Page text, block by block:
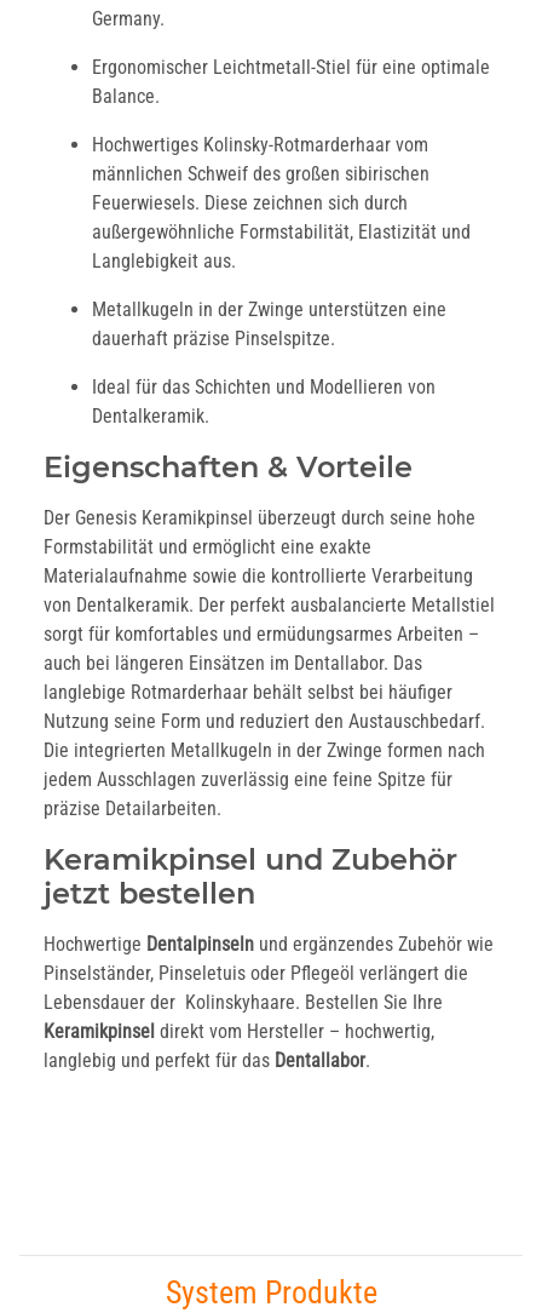
Germany.
Ergonomischer Leichtmetall-Stiel für eine optimale
Balance.
Hochwertiges Kolinsky-Rotmarderhaar vom
männlichen Schweif des großen sibirischen
Feuerwiesels. Diese zeichnen sich durch
außergewöhnliche Formstabilität, Elastizität und
Langlebigkeit aus.
Metallkugeln in der Zwinge unterstützen eine
dauerhaft präzise Pinselspitze.
Ideal für das Schichten und Modellieren von
Dentalkeramik.
Eigenschaften & Vorteile
Der Genesis Keramikpinsel überzeugt durch seine hohe
Formstabilität und ermöglicht eine exakte
Materialaufnahme sowie die kontrollierte Verarbeitung
von Dentalkeramik. Der perfekt ausbalancierte Metallstiel
sorgt für komfortables und ermüdungsarmes Arbeiten –
auch bei längeren Einsätzen im Dentallabor. Das
langlebige Rotmarderhaar behält selbst bei häufiger
Nutzung seine Form und reduziert den Austauschbedarf.
Die integrierten Metallkugeln in der Zwinge formen nach
jedem Ausschlagen zuverlässig eine feine Spitze für
präzise Detailarbeiten.
Keramikpinsel und Zubehör
jetzt bestellen
Hochwertige Dentalpinseln und ergänzendes Zubehör wie
Pinselständer, Pinseletuis oder Pflegeöl verlängert die
Lebensdauer der Kolinskyhaare. Bestellen Sie Ihre
Keramikpinsel direkt vom Hersteller – hochwertig,
langlebig und perfekt für das Dentallabor.
System Produkte